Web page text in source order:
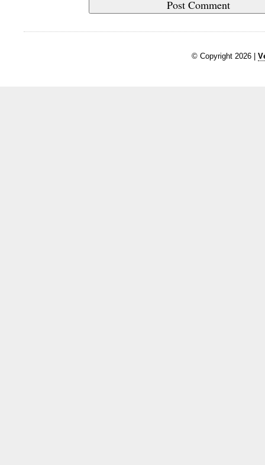
© Copyright 2026 |